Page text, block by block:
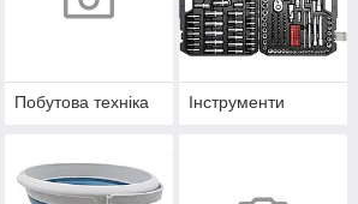
Побутова техніка Інструменти